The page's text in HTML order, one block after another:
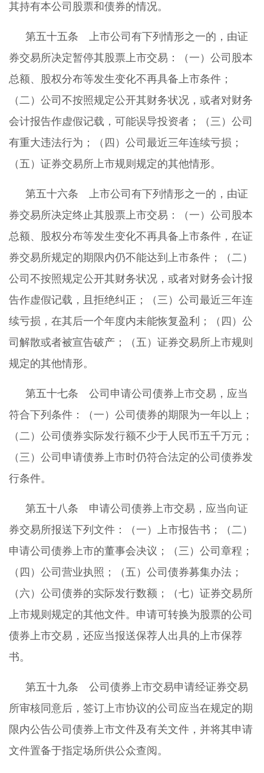
其持有本公司股票和债券的情况。
第五十五条 上市公司有下列情形之一的，由证
券交易所决定暂停其股票上市交易：（一）公司股本
总额、股权分布等发生变化不再具备上市条件；
（二）公司不按照规定公开其财务状况，或者对财务
会计报告作虚假记载，可能误导投资者；（三）公司
有重大违法行为；（四）公司最近三年连续亏损；
（五）证券交易所上市规则规定的其他情形。
第五十六条 上市公司有下列情形之一的，由证
券交易所决定终止其股票上市交易：（一）公司股本
总额、股权分布等发生变化不再具备上市条件，在证
券交易所规定的期限内仍不能达到上市条件；（二）
公司不按照规定公开其财务状况，或者对财务会计报
告作虚假记载，且拒绝纠正；（三）公司最近三年连
续亏损，在其后一个年度内未能恢复盈利；（四）公
司解散或者被宣告破产；（五）证券交易所上市规则
规定的其他情形。
第五十七条 公司申请公司债券上市交易，应当
符合下列条件：（一）公司债券的期限为一年以上；
（二）公司债券实际发行额不少于人民币五千万元；
（三）公司申请债券上市时仍符合法定的公司债券发
行条件。
第五十八条 申请公司债券上市交易，应当向证
券交易所报送下列文件：（一）上市报告书；（二）
申请公司债券上市的董事会决议；（三）公司章程；
（四）公司营业执照；（五）公司债券募集办法；
（六）公司债券的实际发行数额；（七）证券交易所
上市规则规定的其他文件。申请可转换为股票的公司
债券上市交易，还应当报送保荐人出具的上市保荐
书。
第五十九条 公司债券上市交易申请经证券交易
所审核同意后，签订上市协议的公司应当在规定的期
限内公告公司债券上市文件及有关文件，并将其申请
文件置备于指定场所供公众查阅。